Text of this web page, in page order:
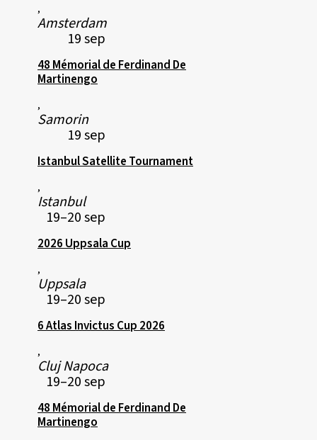
,
Amsterdam
19 sep
48 Mémorial de Ferdinand De
Martinengo
,
Samorin
19 sep
Istanbul Satellite Tournament
,
Istanbul
19–20 sep
2026 Uppsala Cup
,
Uppsala
19–20 sep
6 Atlas Invictus Cup 2026
,
Cluj Napoca
19–20 sep
48 Mémorial de Ferdinand De
Martinengo